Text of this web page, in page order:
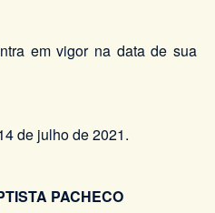
em vigor na data de sua
de julho de 2021.
PACHECO